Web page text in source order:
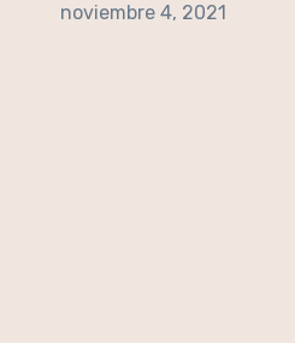
noviembre 4, 2021